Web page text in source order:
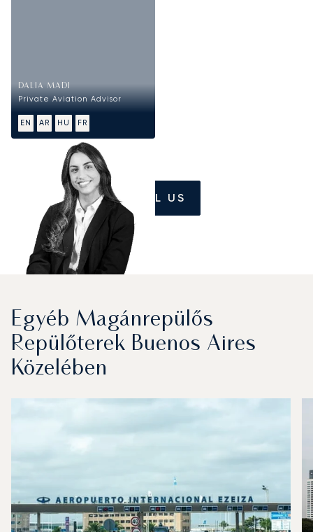
DALIA MADI
Private Aviation Advisor
EN AR HU FR
CALL US
Egyéb Magánrepülős
Repülőterek Buenos Aires
Közelében